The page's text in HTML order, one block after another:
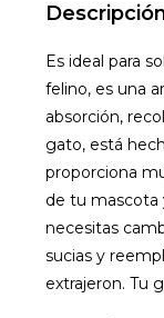
Es ideal para
felino, es una
absorción,
gato, está
proporciona
de tu mascota
necesitas
sucias y
extrajeron. Tu